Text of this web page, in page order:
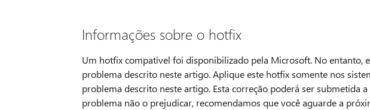
Informações sobre o hotfix
Um hotfix compatível foi disponibilizado pela Microsoft. No entanto,
problema descrito neste artigo. Aplique este hotfix somente nos
problema descrito neste artigo. Esta correção poderá ser submetida
problema não o prejudicar, recomendamos que você aguarde a